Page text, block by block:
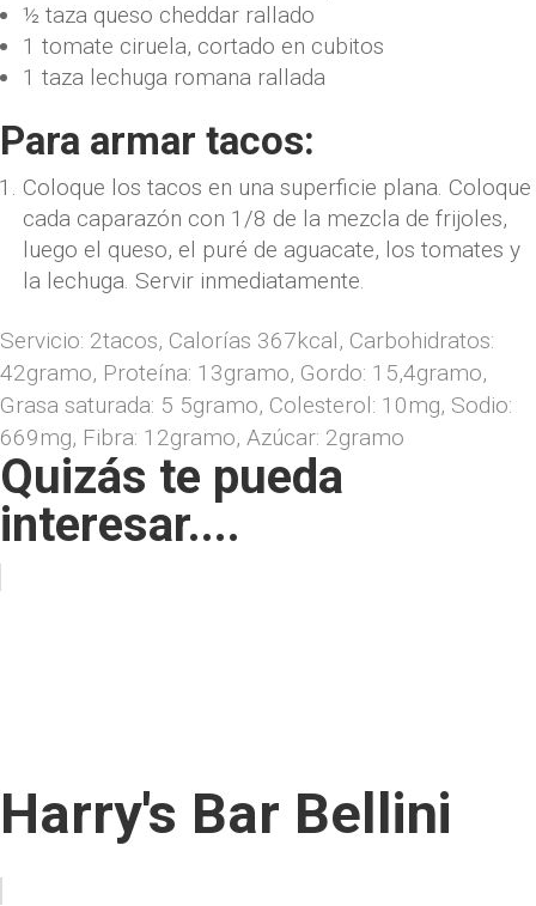
½ taza queso cheddar rallado
1 tomate ciruela, cortado en cubitos
1 taza lechuga romana rallada
Para armar tacos:
Coloque los tacos en una superficie plana. Coloque
cada caparazón con 1/8 de la mezcla de frijoles,
luego el queso, el puré de aguacate, los tomates y
la lechuga. Servir inmediatamente.
Servicio: 2tacos, Calorías 367kcal, Carbohidratos:
42gramo, Proteína: 13gramo, Gordo: 15,4gramo,
Grasa saturada: 5 5gramo, Colesterol: 10mg, Sodio:
669mg, Fibra: 12gramo, Azúcar: 2gramo
Quizás te pueda
interesar....
Harry's Bar Bellini